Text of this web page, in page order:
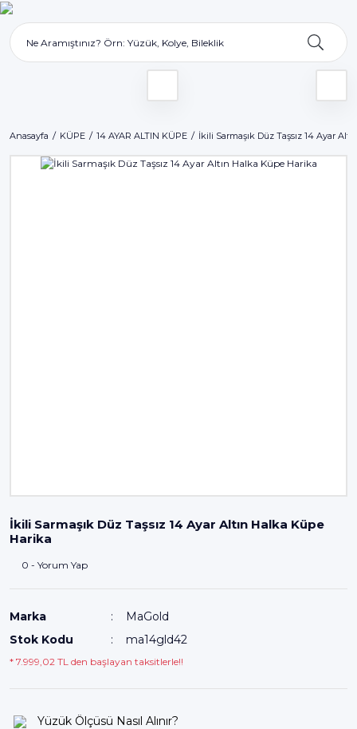
Anasayfa KÜPE 14 AYAR ALTIN KÜPE İkili Sarmaşık Düz Taşsız 14 Ayar
İkili Sarmaşık Düz Taşsız 14 Ayar Altın Halka Küpe
Harika
0 - Yorum Yap
Marka
MaGold
Stok Kodu
ma14gld42
* 7.999,02 TL den başlayan taksitlerle!!
Yüzük Ölçüsü Nasıl Alınır?